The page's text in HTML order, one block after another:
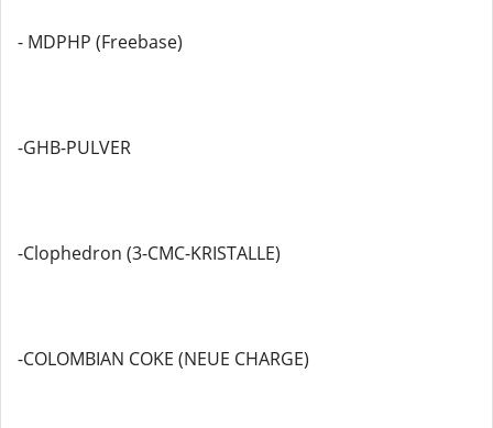
- MDPHP (Freebase)
-GHB-PULVER
-Clophedron (3-CMC-KRISTALLE)
-COLOMBIAN COKE (NEUE CHARGE)